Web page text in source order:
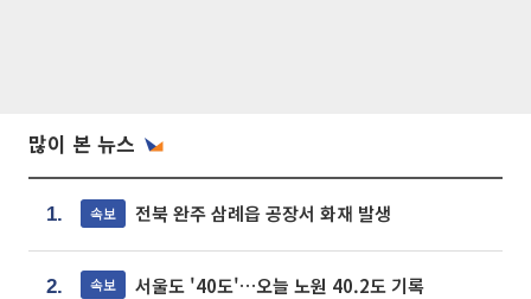
많이 본 뉴스
1. 속보 전북 완주 삼례읍 공장서 화재 발생
2. 속보 서울도 '40도'…오늘 노원 40.2도 기록